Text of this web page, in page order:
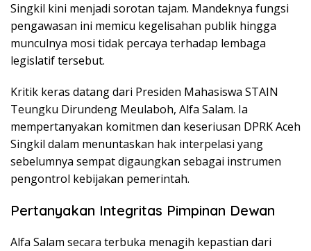
Singkil kini menjadi sorotan tajam. Mandeknya fungsi
pengawasan ini memicu kegelisahan publik hingga
munculnya mosi tidak percaya terhadap lembaga
legislatif tersebut.
Kritik keras datang dari Presiden Mahasiswa STAIN
Teungku Dirundeng Meulaboh, Alfa Salam. Ia
mempertanyakan komitmen dan keseriusan DPRK Aceh
Singkil dalam menuntaskan hak interpelasi yang
sebelumnya sempat digaungkan sebagai instrumen
pengontrol kebijakan pemerintah.
Pertanyakan Integritas Pimpinan Dewan
Alfa Salam secara terbuka menagih kepastian dari